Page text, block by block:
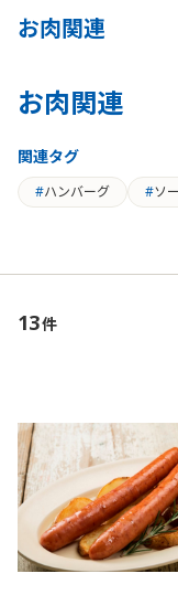
お肉関連
お肉関連
関連タグ
ハンバーグ ソ
13件